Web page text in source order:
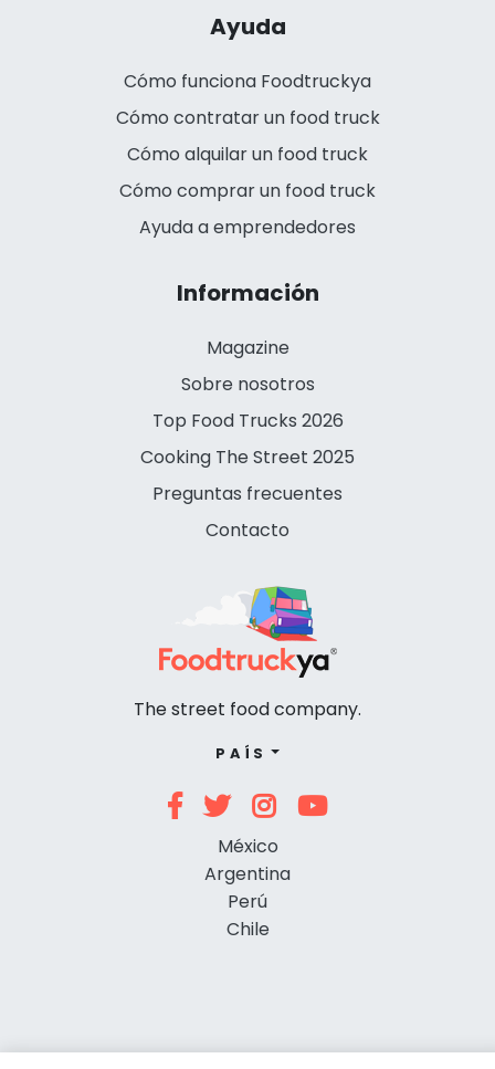
Ayuda
Cómo funciona Foodtruckya
Cómo contratar un food truck
Cómo alquilar un food truck
Cómo comprar un food truck
Ayuda a emprendedores
Información
Magazine
Sobre nosotros
Top Food Trucks 2026
Cooking The Street 2025
Preguntas frecuentes
Contacto
The street food company.
PAÍS
México
Argentina
Perú
Chile